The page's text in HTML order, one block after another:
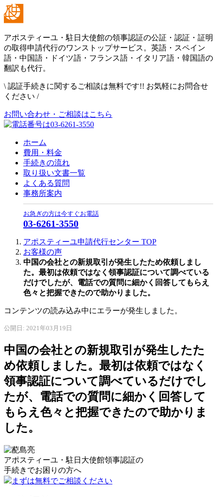
アポスティーユ・駐日大使館の領事認証の公証・認証・証明
の取得申請代行のワンストップサービス。英語・スペイン
語・中国語・ドイツ語・フランス語・イタリア語・韓国語の
翻訳も代行。
\ 認証手続きに関するご相談は無料です!! お気軽にお問合せ
ください /
お問い合わせ・ご相談はこちら
ホーム
費用・料金
手続きの流れ
取り扱い文書一覧
よくある質問
事務所案内
お急ぎの方は今すぐお電話
03-6261-3550
アポスティーユ申請代行センター TOP
お客様の声
中国の会社との新規取引が発生したため依頼しまし
た。最初は依頼ではなく領事認証について調べている
だけでしたが、電話での質問に細かく回答してもらえ
色々と把握できたので助かりました。
コンテンツの読み込み中にエラーが発生しました。
公開日: 2021年03月19日
中国の会社との新規取引が発生したた
め依頼しました。最初は依頼ではなく
領事認証について調べているだけでし
たが、電話での質問に細かく回答して
もらえ色々と把握できたので助かりま
した。
アポスティーユ・駐日大使館領事認証の
手続きでお困りの方へ
まずは無料でご相談ください